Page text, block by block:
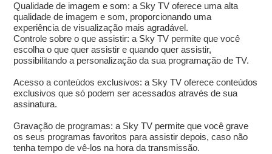
Qualidade de imagem e som: a Sky TV oferece uma alta
qualidade de imagem e som, proporcionando uma
experiência de visualização mais agradável.
Controle sobre o que assistir: a Sky TV permite que você
escolha o que quer assistir e quando quer assistir,
possibilitando a personalização da sua programação de TV.
Acesso a conteúdos exclusivos: a Sky TV oferece conteúdos
exclusivos que só podem ser acessados através de sua
assinatura.
Gravação de programas: a Sky TV permite que você grave
os seus programas favoritos para assistir depois, caso não
tenha tempo de vê-los na hora da transmissão.